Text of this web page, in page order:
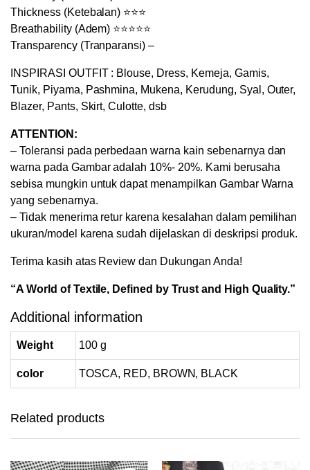
Thickness (Ketebalan) ⭐⭐⭐
Breathability (Adem) ⭐⭐⭐⭐⭐
Transparency (Tranparansi) –
INSPIRASI OUTFIT : Blouse, Dress, Kemeja, Gamis,
Tunik, Piyama, Pashmina, Mukena, Kerudung, Syal, Outer,
Blazer, Pants, Skirt, Culotte, dsb
ATTENTION:
– Toleransi pada perbedaan warna kain sebenarnya dan
warna pada Gambar adalah 10%- 20%. Kami berusaha
sebisa mungkin untuk dapat menampilkan Gambar Warna
yang sebenarnya.
– Tidak menerima retur karena kesalahan dalam pemilihan
ukuran/model karena sudah dijelaskan di deskripsi produk.
Terima kasih atas Review dan Dukungan Anda!
“A World of Textile, Defined by Trust and High Quality.”
Additional information
Weight 100 g
color TOSCA, RED, BROWN, BLACK
Related products